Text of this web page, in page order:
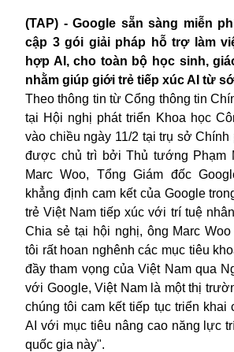
(TAP) - Google sẵn sàng miễn
cập 3 gói giải pháp hỗ trợ làm
hợp AI, cho toàn bộ học sinh,
nhằm giúp giới trẻ tiếp xúc AI từ
Theo thông tin từ Cổng thông tin
tại Hội nghị phát triển Khoa học
vào chiều ngày 11/2 tại trụ sở Chính
được chủ trì bởi Thủ tướng Phạm
Marc Woo, Tổng Giám đốc
khẳng định cam kết của Google
trẻ Việt Nam tiếp xúc với trí tuệ
Chia sẻ tại hội nghị, ông Marc
tôi rất hoan nghênh các mục tiêu
đầy tham vọng của Việt Nam qua
với Google, Việt Nam là một thị
chúng tôi cam kết tiếp tục triển khai
AI với mục tiêu nâng cao năng lực
quốc gia này".